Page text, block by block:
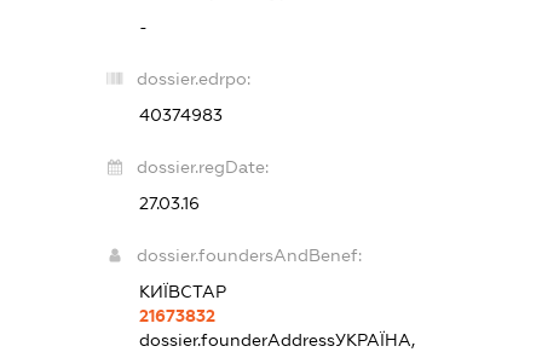
-
dossier.edrpo:
40374983
dossier.regDate:
27.03.16
dossier.foundersAndBenef:
КИЇВСТАР
21673832
dossier.founderAddressУКРАЇНА,